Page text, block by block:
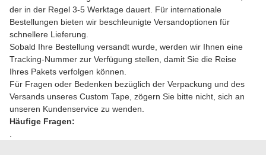
der in der Regel 3-5 Werktage dauert. Für internationale
Bestellungen bieten wir beschleunigte Versandoptionen für
schnellere Lieferung.
Sobald Ihre Bestellung versandt wurde, werden wir Ihnen eine
Tracking-Nummer zur Verfügung stellen, damit Sie die Reise
Ihres Pakets verfolgen können.
Für Fragen oder Bedenken bezüglich der Verpackung und des
Versands unseres Custom Tape, zögern Sie bitte nicht, sich an
unseren Kundenservice zu wenden.
Häufige Fragen: